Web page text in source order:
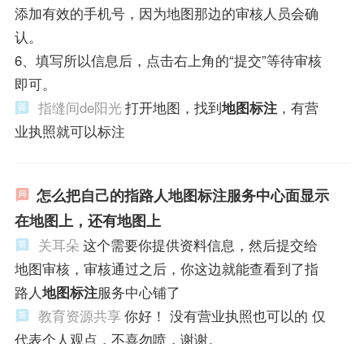
添加有效的手机号，因为地图那边的审核人员会确
认。
6、填写所以信息后，点击右上角的“提交”等待审核
即可。
指缝间de阳光打开地图，找到地图标注，有营
业执照就可以标注
怎么把自己的指路人地图标注服务中心面显示
在地图上，还有地图上
关耳朵 这个需要你提供资料信息，然后提交给
地图审核，审核通过之后，你这边就能查看到了指
路人地图标注服务中心铺了
教育资源共享你好！ 没有营业执照也可以的 仅
代表个人观点，不喜勿喷，谢谢。